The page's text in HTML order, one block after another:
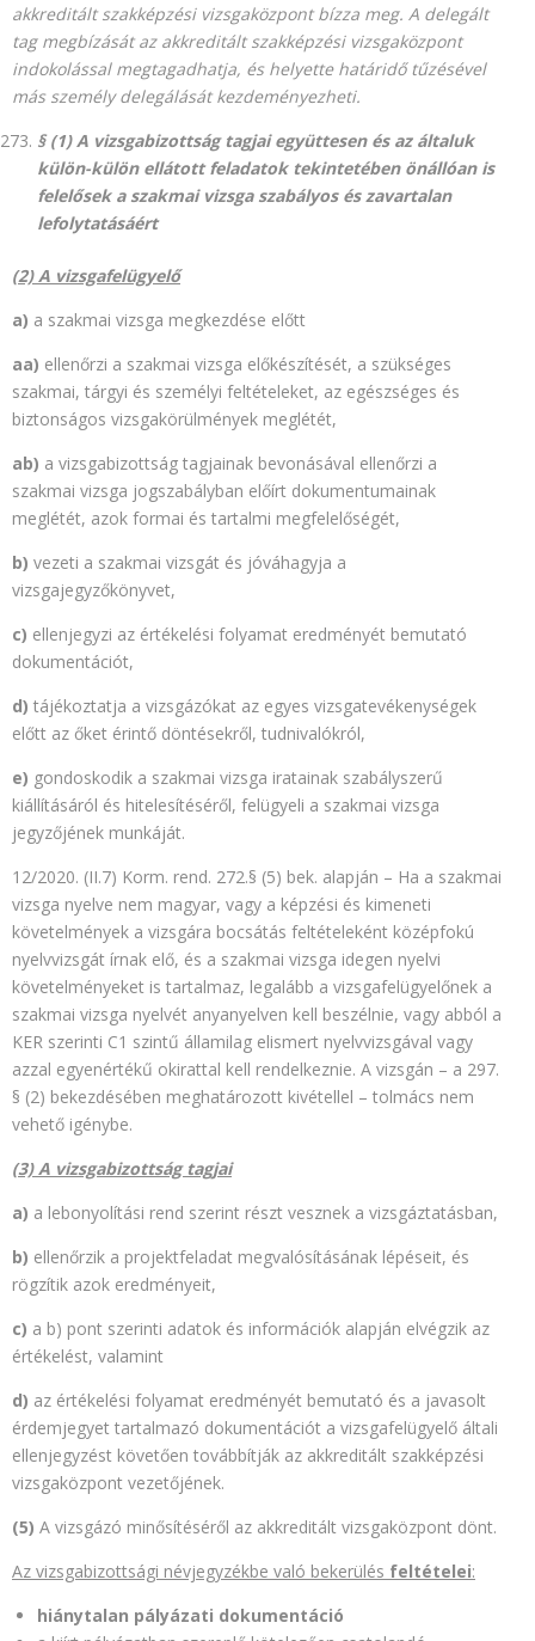
akkreditált szakképzési vizsgaközpont bízza meg. A delegált
tag megbízását az akkreditált szakképzési vizsgaközpont
indokolással megtagadhatja, és helyette határidő tűzésével
más személy delegálását kezdeményezheti.
§ (1) A vizsgabizottság tagjai együttesen és az általuk
külön-külön ellátott feladatok tekintetében önállóan is
felelősek a szakmai vizsga szabályos és zavartalan
lefolytatásáért
(2) A vizsgafelügyelő
a) a szakmai vizsga megkezdése előtt
aa) ellenőrzi a szakmai vizsga előkészítését, a szükséges
szakmai, tárgyi és személyi feltételeket, az egészséges és
biztonságos vizsgakörülmények meglétét,
ab) a vizsgabizottság tagjainak bevonásával ellenőrzi a
szakmai vizsga jogszabályban előírt dokumentumainak
meglétét, azok formai és tartalmi megfelelőségét,
b) vezeti a szakmai vizsgát és jóváhagyja a
vizsgajegyzőkönyvet,
c) ellenjegyzi az értékelési folyamat eredményét bemutató
dokumentációt,
d) tájékoztatja a vizsgázókat az egyes vizsgatevékenységek
előtt az őket érintő döntésekről, tudnivalókról,
e) gondoskodik a szakmai vizsga iratainak szabályszerű
kiállításáról és hitelesítéséről, felügyeli a szakmai vizsga
jegyzőjének munkáját.
12/2020. (II.7) Korm. rend. 272.§ (5) bek. alapján – Ha a szakmai
vizsga nyelve nem magyar, vagy a képzési és kimeneti
követelmények a vizsgára bocsátás feltételeként középfokú
nyelvvizsgát írnak elő, és a szakmai vizsga idegen nyelvi
követelményeket is tartalmaz, legalább a vizsgafelügyelőnek a
szakmai vizsga nyelvét anyanyelven kell beszélnie, vagy abból a
KER szerinti C1 szintű államilag elismert nyelvvizsgával vagy
azzal egyenértékű okirattal kell rendelkeznie. A vizsgán – a 297.
§ (2) bekezdésében meghatározott kivétellel – tolmács nem
vehető igénybe.
(3) A vizsgabizottság tagjai
a) a lebonyolítási rend szerint részt vesznek a vizsgáztatásban,
b) ellenőrzik a projektfeladat megvalósításának lépéseit, és
rögzítik azok eredményeit,
c) a b) pont szerinti adatok és információk alapján elvégzik az
értékelést, valamint
d) az értékelési folyamat eredményét bemutató és a javasolt
érdemjegyet tartalmazó dokumentációt a vizsgafelügyelő általi
ellenjegyzést követően továbbítják az akkreditált szakképzési
vizsgaközpont vezetőjének.
(5) A vizsgázó minősítéséről az akkreditált vizsgaközpont dönt.
Az vizsgabizottsági névjegyzékbe való bekerülés feltételei:
hiánytalan pályázati dokumentáció